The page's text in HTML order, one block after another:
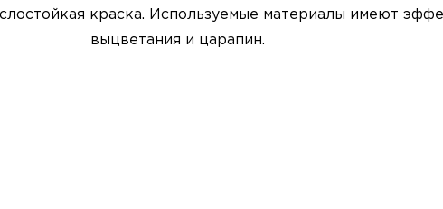
краска. Используемые материалы имеют
выцветания и царапин.